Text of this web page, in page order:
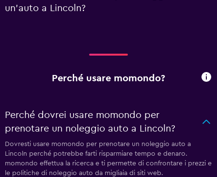
un'auto a Lincoln?
Perché usare momondo?
Perché dovrei usare momondo per
prenotare un noleggio auto a Lincoln?
Dovresti usare momondo per prenotare un noleggio auto a
Lincoln perché potrebbe farti risparmiare tempo e denaro.
momondo effettua la ricerca e ti permette di confrontare i prezzi e
le politiche di noleggio auto da migliaia di siti web.